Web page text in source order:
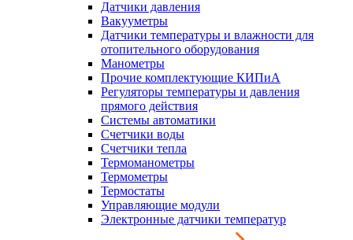
Датчики давления
Вакууметры
Датчики температуры и влажности для
отопительного оборудования
Манометры
Прочие комплектующие КИПиА
Регуляторы температуры и давления
прямого действия
Системы автоматики
Счетчики воды
Счетчики тепла
Термоманометры
Термометры
Термостаты
Управляющие модули
Электронные датчики температур